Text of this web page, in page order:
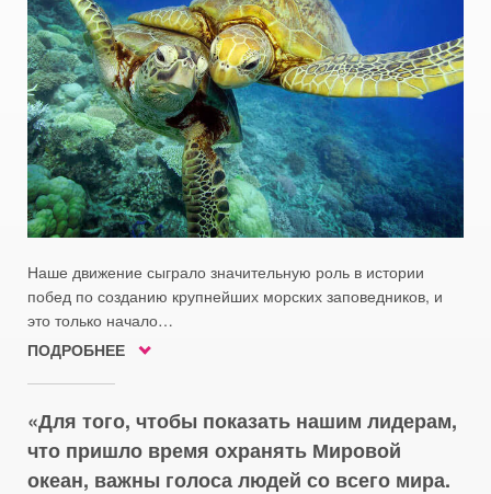
Наше движение сыграло значительную роль в истории
побед по созданию крупнейших морских заповедников, и
это только начало…
ПОДРОБНЕЕ
Для того, чтобы показать нашим лидерам,
что пришло время охранять Мировой
океан, важны голоса людей со всего мира.